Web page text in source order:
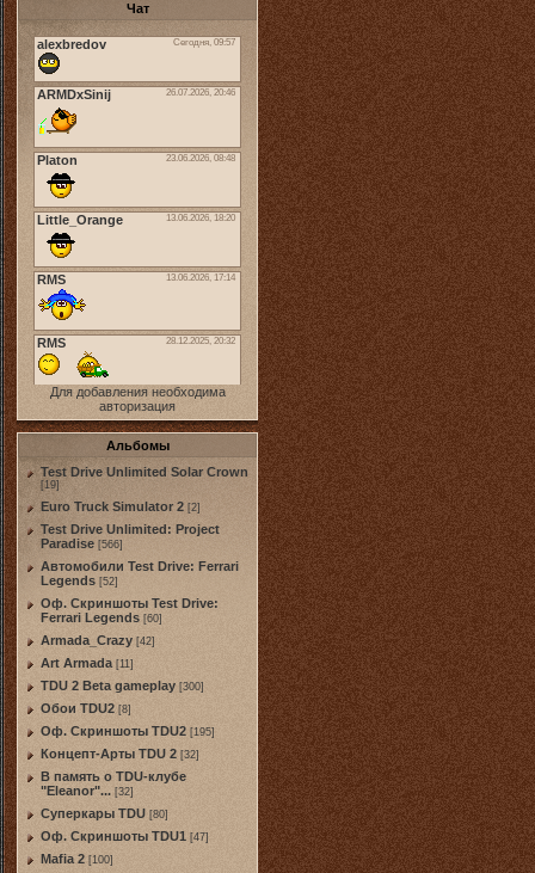
Чат
Для добавления необходима
авторизация
Альбомы
Test Drive Unlimited Solar Crown
[19]
Euro Truck Simulator 2 [2]
Test Drive Unlimited: Project
Paradise [566]
Автомобили Test Drive: Ferrari
Legends [52]
Оф. Скриншоты Test Drive:
Ferrari Legends [60]
Armada_Crazy [42]
Art Armada [11]
TDU 2 Beta gameplay [300]
Обои TDU2 [8]
Оф. Скриншоты TDU2 [195]
Концепт-Арты TDU 2 [32]
В память о TDU-клубе
"Eleanor"... [32]
Суперкары TDU [80]
Оф. Скриншоты TDU1 [47]
Mafia 2 [100]